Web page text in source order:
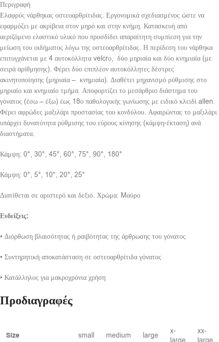
Περιγραφή
Ελαφρύς νάρθηκας οστεοαρθρίτιδας. Εργονομικά σχεδιασμένος ώστε να
εφαρμόζει με ακρίβεια στον μηρό και στην κνήμη. Κατασκευή από
αεριζόμενο ελαστικό υλικό που προσδίδει απαραίτητη συμπίεση για την
μείωση του οιδήματος λόγω της οστεοαρθρίτιδας. Η περίδεση του νάρθηκα
επιτυγχάνεται με 4 αυτοκόλλητα velcrο, δύο μηριαία και δύο κνημιαία (με
σειρά αρίθμησης). Φέρει δύο επιπλέον αυτοκόλλητες δέστρες
ακινητοποίησης (μηριαία – κνημιαία). Διαθέτει μηχανισμό ρύθμισης στο
μηριαίο και κνημιαίο τμήμα. Αποφορτίζει το μεσάρθριο διάστημα του
γόνατος (έσω – έξω) έως 18ο παθολογικής γωνίωσης με ειδικό κλειδί allen.
Φέρει αφρώδες μαξιλάρι προστασίας του κονδύλου. Αφαιρώντας το μαξιλάρι
υπάρχει δυνατότητα ρύθμισης του εύρους κίνησης (κάμψη-έκταση) ανά
διαστήματα.
Κάμψη: 0°, 30°, 45°, 60°, 75°, 90°, 180°
Κάμψη: 0°, 5°, 10°, 20°, 25°
Διατίθεται σε αριστερό και δεξιό. Χρώμα: Mαύρο
Ενδείξεις:
• Διόρθωση βλαισότητας ή ραιβότητας της άρθρωσης του γόνατος
• Συντηρητική αποκατάσταση σε οστεοαρθρίτιδα γόνατος
• Κατάλληλος για μακροχρόνια χρήση
Προδιαγραφές
Size small medium large
x-
xx-